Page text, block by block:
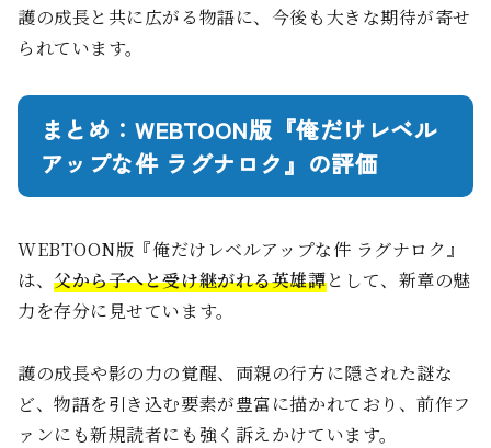
護の成長と共に広がる物語に、今後も大きな期待が寄せ
られています。
まとめ：WEBTOON版『俺だけレベル
アップな件 ラグナロク』の評価
WEBTOON版『俺だけレベルアップな件 ラグナロク』
は、父から子へと受け継がれる英雄譚として、新章の魅
力を存分に見せています。
護の成長や影の力の覚醒、両親の行方に隠された謎な
ど、物語を引き込む要素が豊富に描かれており、前作フ
ァンにも新規読者にも強く訴えかけています。